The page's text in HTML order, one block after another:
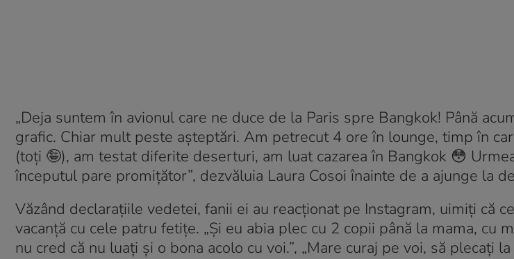
„Deja suntem în avionul care ne duce de la Paris spre Bangkok! Până
grafic. Chiar mult peste așteptări. Am petrecut 4 ore în lounge, timp în
(toți 🤪), am testat diferite deserturi, am luat cazarea în Bangkok 😳
începutul pare promițător”, dezvăluia Laura Cosoi înainte de a ajunge la
Văzând declarațiile vedetei, fanii ei au reacționat pe Instagram, uimiți că
vacanță cu cele patru fetițe. „Și eu abia plec cu 2 copii până la mama, cu
nu cred că nu luați și o bona acolo cu voi.”, „Mare curaj pe voi, să plecați